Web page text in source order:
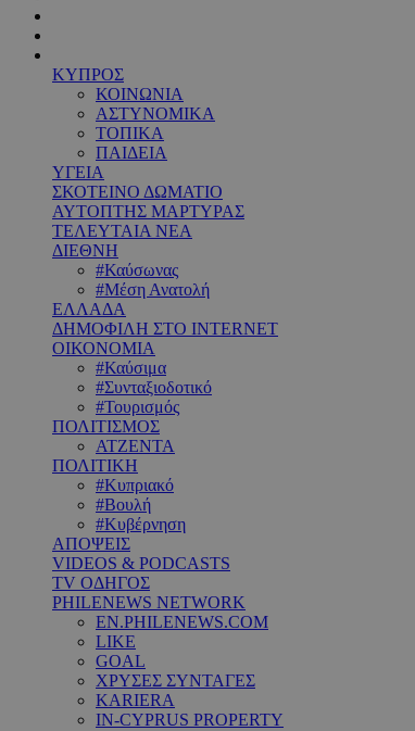
ΚΥΠΡΟΣ
ΚΟΙΝΩΝΙΑ
ΑΣΤΥΝΟΜΙΚΑ
ΤΟΠΙΚΑ
ΠΑΙΔΕΙΑ
ΥΓΕΙΑ
ΣΚΟΤΕΙΝΟ ΔΩΜΑΤΙΟ
ΑΥΤΟΠΤΗΣ ΜΑΡΤΥΡΑΣ
ΤΕΛΕΥΤΑΙΑ ΝΕΑ
ΔΙΕΘΝΗ
#Καύσωνας
#Μέση Ανατολή
ΕΛΛΑΔΑ
ΔΗΜΟΦΙΛΗ ΣΤΟ INTERNET
ΟΙΚΟΝΟΜΙΑ
#Καύσιμα
#Συνταξιοδοτικό
#Τουρισμός
ΠΟΛΙΤΙΣΜΟΣ
ΑΤΖΕΝΤΑ
ΠΟΛΙΤΙΚΗ
#Κυπριακό
#Βουλή
#Κυβέρνηση
ΑΠΟΨΕΙΣ
VIDEOS & PODCASTS
TV ΟΔΗΓΟΣ
PHILENEWS NETWORK
EN.PHILENEWS.COM
LIKE
GOAL
ΧΡΥΣΕΣ ΣΥΝΤΑΓΕΣ
KARIERA
IN-CYPRUS PROPERTY